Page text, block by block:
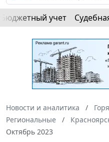
Бюджетный учет
Новости и аналитика
Региональные
Октябрь 2023